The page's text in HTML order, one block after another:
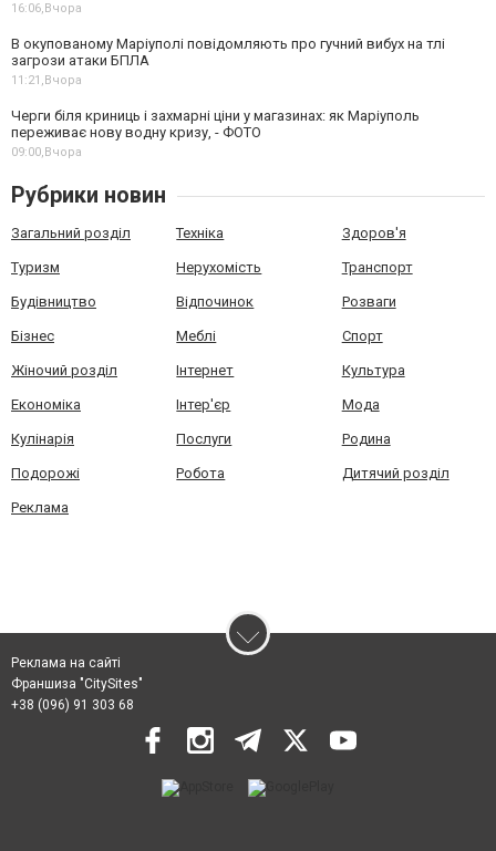
16:06,Вчора
В окупованому Маріуполі повідомляють про гучний вибух на тлі
загрози атаки БПЛА
11:21,Вчора
Черги біля криниць і захмарні ціни у магазинах: як Маріуполь
переживає нову водну кризу, - ФОТО
09:00,Вчора
Рубрики новин
Загальний розділ Техніка Здоров'я
Туризм Нерухомість Транспорт
Будівництво Відпочинок Розваги
Бізнес Меблі Спорт
Жіночий розділ Інтернет Культура
Економіка Інтер'єр Мода
Кулінарія Послуги Родина
Подорожі Робота Дитячий розділ
Реклама
Реклама на сайті
Франшиза "CitySites"
+38 (096) 91 303 68